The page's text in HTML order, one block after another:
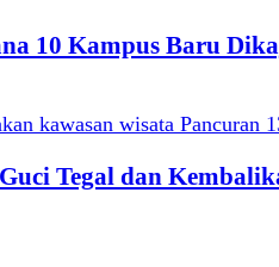
10 Kampus Baru
Tegal dan